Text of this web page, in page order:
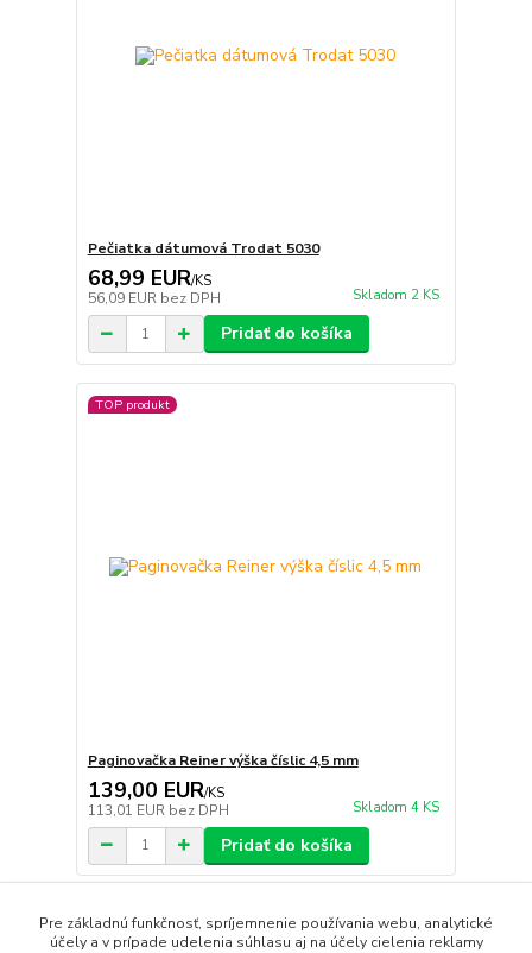
Pečiatka dátumová Trodat 5030
68,99 EUR/KS
56,09 EUR bez DPH Skladom 2 KS
Pridať do košíka
TOP produkt
Paginovačka Reiner výška číslic 4,5 mm
139,00 EUR/KS
113,01 EUR bez DPH Skladom 4 KS
Pridať do košíka
strana z 1
Pre základnú funkčnosť, spríjemnenie používania webu, analytické
účely a v prípade udelenia súhlasu aj na účely cielenia reklamy